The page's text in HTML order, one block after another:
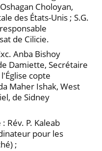
Choloyan,
des États-Unis ; S.G.
de Cilicie.
Anba Bishoy
Damiette, Secrétaire
copte
Maher Ishak, West
de Sidney
Rév. P. Kaleab
pour les
;